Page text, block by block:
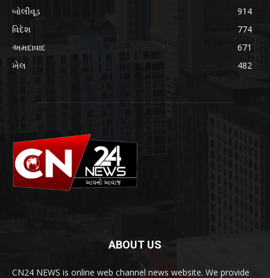
બોલીવૂડ
914
વિદેશ
774
અમદાવાદ
671
ખેલ
482
ABOUT US
CN24 NEWS is online web channel news website. We provide